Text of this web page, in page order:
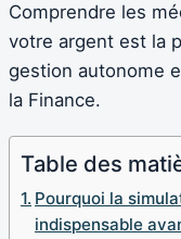
Comprendre les
votre argent est la
gestion autonome
la Finance.
Table des
Pourquoi la
indispensable